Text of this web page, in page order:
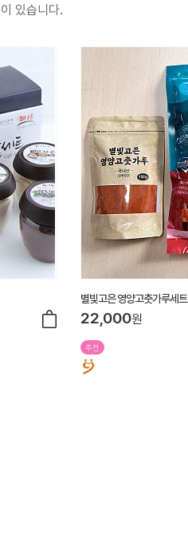
있습니다.
별빛고은 영양고춧가루세트
22,000원
추천